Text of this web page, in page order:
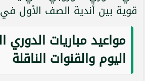
قوية بين أندية الصف الأول في
مواعيد مباريات الدوري
اليوم والقنوات الناقلة